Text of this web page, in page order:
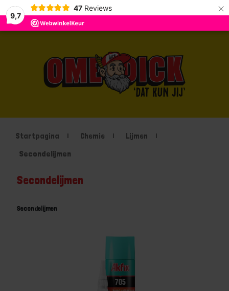
9,7
47 Reviews ×
Startpagina Chemie
Lijmen
Secondelijmen
Secondelijmen
Secondelijmen